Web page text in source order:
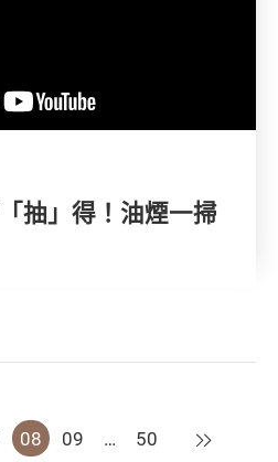
「抽」得！油煙一掃
08 09 … 50 下一頁